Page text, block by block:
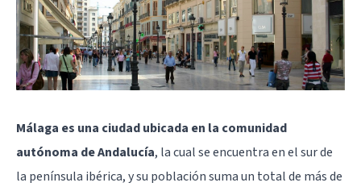
Málaga es una ciudad ubicada en la comunidad
autónoma de Andalucía, la cual se encuentra en el sur de
la península ibérica, y su población suma un total de más de